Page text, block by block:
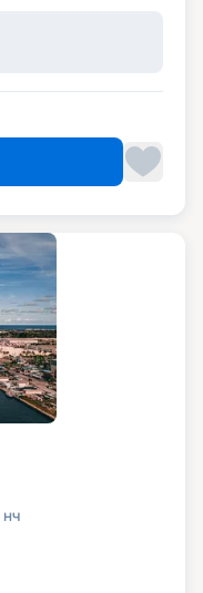
нч